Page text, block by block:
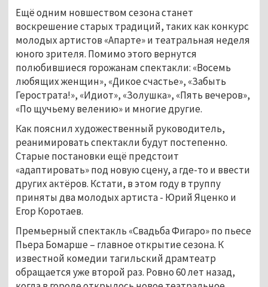
Ещё одним новшеством сезона станет
воскрешение старых традиций, таких как конкурс
молодых артистов «Апарте» и театральная неделя
юного зрителя. Помимо этого вернутся
полюбившиеся горожанам спектакли: «Восемь
любящих женщин», «Дикое счастье», «Забыть
Герострата!», «Идиот», «Золушка», «Пять вечеров»,
«По щучьему велению» и многие другие.
Как пояснил художественный руководитель,
реанимировать спектакли будут постепенно.
Старые постановки ещё предстоит
«адаптировать» под новую сцену, а где-то и ввести
других актёров. Кстати, в этом году в труппу
приняты два молодых артиста - Юрий Яценко и
Егор Коротаев.
Премьерный спектакль «Свадьба Фигаро» по пьесе
Пьера Бомарше – главное открытие сезона. К
известной комедии тагильский драмтеатр
обращается уже второй раз. Ровно 60 лет назад,